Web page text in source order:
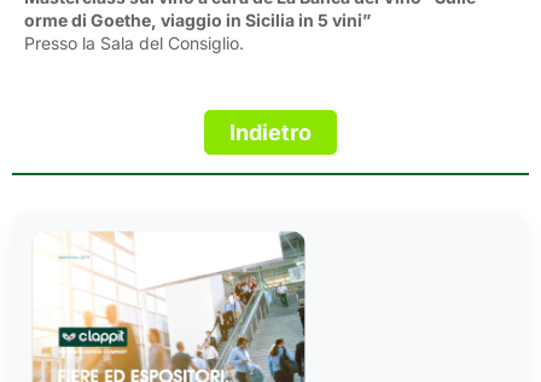
orme di Goethe, viaggio in Sicilia in 5 vini”
Presso la Sala del Consiglio.